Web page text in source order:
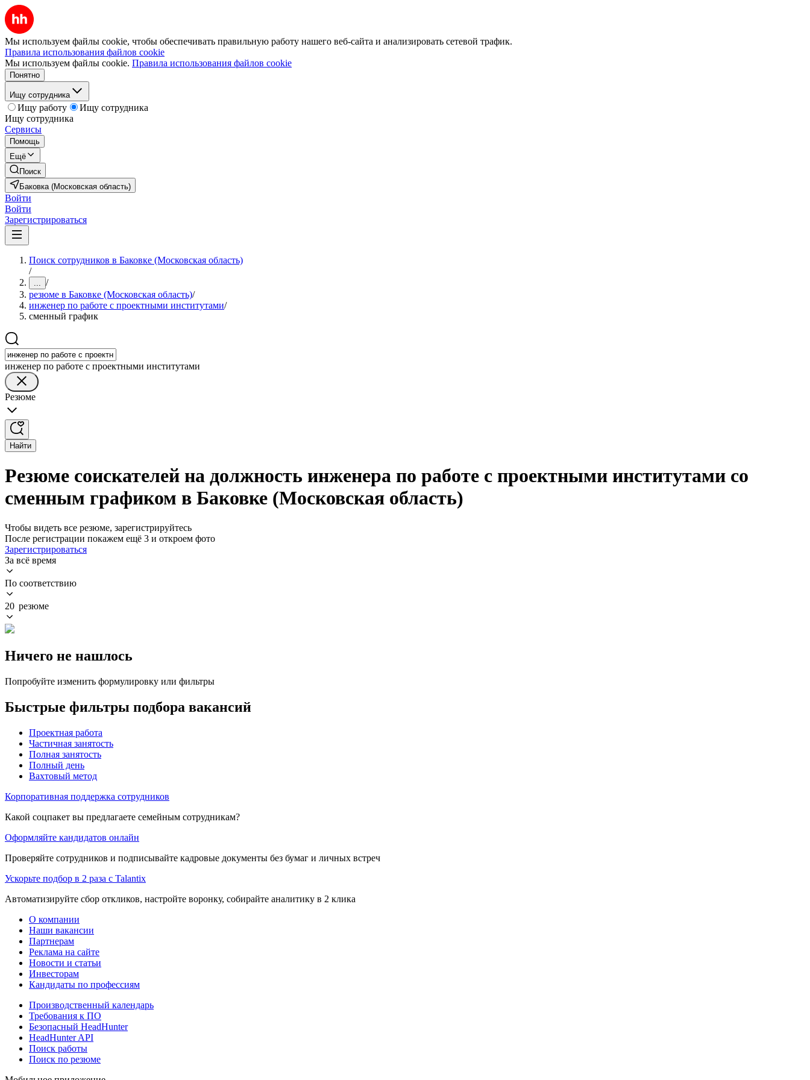
Мы используем файлы cookie, чтобы обеспечивать правильную работу нашего веб-сайта и анализировать сетевой трафик.
Правила использования файлов cookie
Мы используем файлы cookie. Правила использования файлов cookie
Понятно
Ищу сотрудника
Ищу работу
Ищу сотрудника
Ищу сотрудника
Сервисы
Помощь
Ещё
Поиск
Баковка (Московская область)
Войти
Войти
Зарегистрироваться
Поиск сотрудников в Баковке (Московская область)
/
... /
резюме в Баковке (Московская область)/
инженер по работе с проектными институтами/
сменный график
инженер по работе с проектными институтами
Резюме
Найти
Резюме соискателей на должность инженера по работе с проектными институтами со
сменным графиком в Баковке (Московская область)
Чтобы видеть все резюме, зарегистрируйтесь
После регистрации покажем ещё 3 и откроем фото
Зарегистрироваться
За всё время
По соответствию
20 резюме
Ничего не нашлось
Попробуйте изменить формулировку или фильтры
Быстрые фильтры подбора вакансий
Проектная работа
Частичная занятость
Полная занятость
Полный день
Вахтовый метод
Корпоративная поддержка сотрудников
Какой соцпакет вы предлагаете семейным сотрудникам?
Оформляйте кандидатов онлайн
Проверяйте сотрудников и подписывайте кадровые документы без бумаг и личных встреч
Ускорьте подбор в 2 раза с Talantix
Автоматизируйте сбор откликов, настройте воронку, собирайте аналитику в 2 клика
О компании
Наши вакансии
Партнерам
Реклама на сайте
Новости и статьи
Инвесторам
Кандидаты по профессиям
Производственный календарь
Требования к ПО
Безопасный HeadHunter
HeadHunter API
Поиск работы
Поиск по резюме